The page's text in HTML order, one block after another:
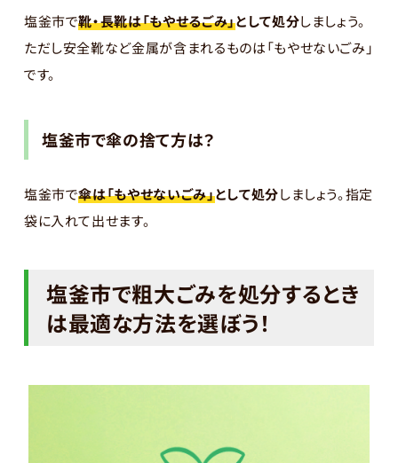
塩釜市で靴・長靴は「もやせるごみ」として処分しましょう。
ただし安全靴など金属が含まれるものは「もやせないごみ」
です。
塩釜市で傘の捨て方は？
塩釜市で傘は「もやせないごみ」として処分しましょう。指定
袋に入れて出せます。
塩釜市で粗大ごみを処分するとき
は最適な方法を選ぼう！